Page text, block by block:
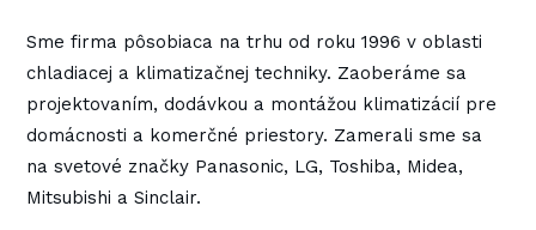
Sme firma pôsobiaca na trhu od roku1996 v oblasti
chladiacej a klimatizačnej techniky. Zaoberáme sa
projektovaním, dodávkou a montážou klimatizácií pre
domácnosti a komerčné priestory. Zamerali sme sa
na svetové značky Panasonic, LG, Toshiba, Midea,
Mitsubishi a Sinclair.